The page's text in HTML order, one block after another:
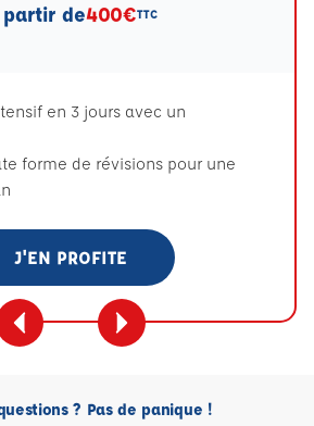
partir de400€TTC
en 3 jours avec un
forme de révisions pour une
J'EN PROFITE
? Pas de panique !